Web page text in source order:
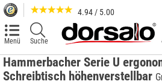
4.94 / 5.00
Menü Suche
Hammerbacher Serie U
Schreibtisch höhenverstellbar